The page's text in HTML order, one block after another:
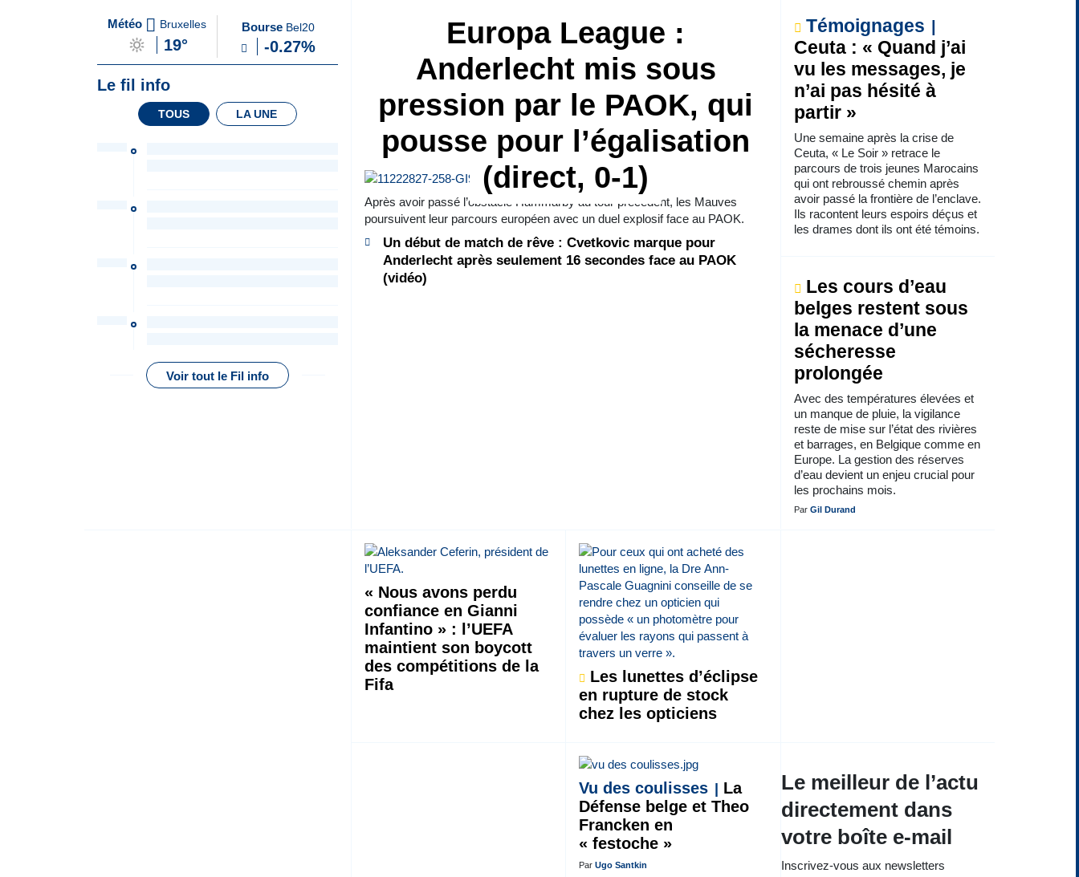
du Soir
Une
Europa League :
Anderlecht mis sous
pression par le PAOK, qui
pousse pour l’égalisation
(direct, 0-1)
Après avoir passé l’obstacle Hammarby au tour précédent, les Mauves
poursuivent leur parcours européen avec un duel explosif face au PAOK.
Un début de match de rêve : Cvetkovic marque pour
Anderlecht après seulement 16 secondes face au PAOK
(vidéo)
Témoignages
Ceuta : « Quand j’ai
vu les messages, je
n’ai pas hésité à
partir »
Une semaine après la crise de
Ceuta, « Le Soir » retrace le
parcours de trois jeunes Marocains
qui ont rebroussé chemin après
avoir passé la frontière de l’enclave.
Ils racontent leurs espoirs déçus et
les drames dont ils ont été témoins.
Les cours d’eau
belges restent sous
la menace d’une
sécheresse
prolongée
Avec des températures élevées et
un manque de pluie, la vigilance
reste de mise sur l’état des rivières
et barrages, en Belgique comme en
Europe. La gestion des réserves
d’eau devient un enjeu crucial pour
les prochains mois.
Par Gil Durand
« Nous avons perdu
confiance en Gianni
Infantino » : l’UEFA
maintient son boycott
des compétitions de la
Fifa
Les lunettes d’éclipse
en rupture de stock
chez les opticiens
Vu des coulisses
La
Défense belge et Theo
Francken en
« festoche »
ParUgo Santkin
Météo Bruxelles
19°
Bourse Bel20
-0.27%
Le fil info
LA UNE
TOUS
Voir tout le Fil info
Le meilleur de l’actu
directement dans
votre boîte e-mail
Inscrivez-vous aux newsletters